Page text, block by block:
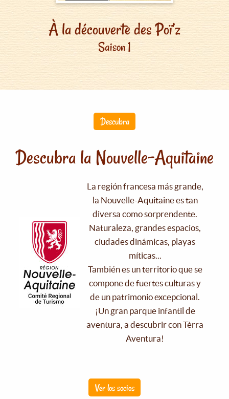
À la découverte des Poï’z
Saison 1
Descubra
Descubra la Nouvelle-Aquitaine
La región francesa más grande,
la Nouvelle-Aquitaine es tan
diversa como sorprendente.
Naturaleza, grandes espacios,
ciudades dinámicas, playas
míticas...
También es un territorio que se
compone de fuertes culturas y
de un patrimonio excepcional.
¡Un gran parque infantil de
aventura, a descubrir con Tèrra
Aventura!
Ver los socios